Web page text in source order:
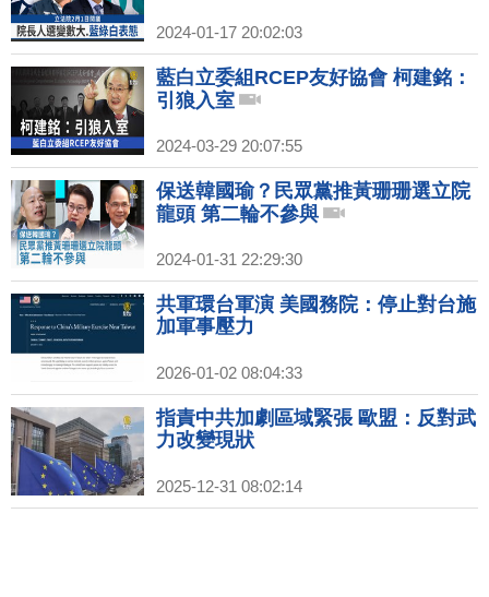
2024-01-17 20:02:03
藍白立委組RCEP友好協會 柯建銘：
引狼入室
2024-03-29 20:07:55
保送韓國瑜？民眾黨推黃珊珊選立院
龍頭 第二輪不參與
2024-01-31 22:29:30
共軍環台軍演 美國務院：停止對台施
加軍事壓力
2026-01-02 08:04:33
指責中共加劇區域緊張 歐盟：反對武
力改變現狀
2025-12-31 08:02:14